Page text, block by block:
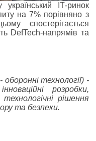
ІТ-ринок
на 7% порівняно з
спостерігається
DefTech-напрямів та
технології) -
розробки,
рішення
та безпеки.